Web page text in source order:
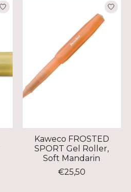
Kaweco FROSTED
SPORT Gel Roller,
Soft Mandarin
€25,50